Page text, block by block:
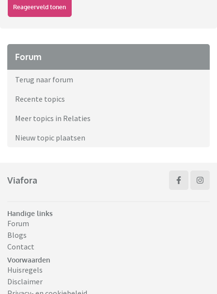
Reageerveld tonen
Forum
Terug naar forum
Recente topics
Meer topics in Relaties
Nieuw topic plaatsen
Viafora
Handige links
Forum
Blogs
Contact
Voorwaarden
Huisregels
Disclaimer